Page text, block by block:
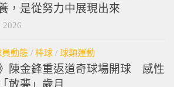
，是從努力中展現出來
2026
動態 / 棒球 / 球類運動
陳金鋒重返道奇球場開球 感性
敢夢」歲月